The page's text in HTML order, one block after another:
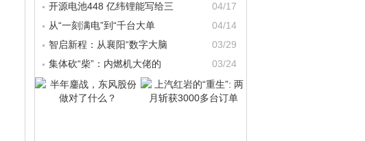
开源电池448 亿纬锂能写给三
04/17
从“一刻满电”到“千台大单
04/14
智启新程：从襄阳“数字大脑
03/29
集体砍“柴”：内燃机大佬的
03/24